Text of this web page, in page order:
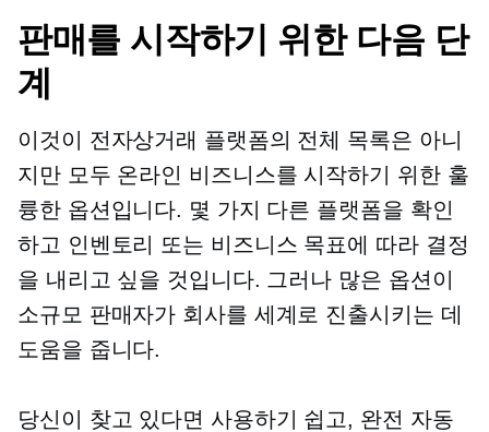
판매를 시작하기 위한 다음 단
계
이것이 전자상거래 플랫폼의 전체 목록은 아니
지만 모두 온라인 비즈니스를 시작하기 위한 훌
륭한 옵션입니다. 몇 가지 다른 플랫폼을 확인
하고 인벤토리 또는 비즈니스 목표에 따라 결정
을 내리고 싶을 것입니다. 그러나 많은 옵션이
소규모 판매자가 회사를 세계로 진출시키는 데
도움을 줍니다.
당신이 찾고 있다면 사용하기 쉽고, 완전 자동